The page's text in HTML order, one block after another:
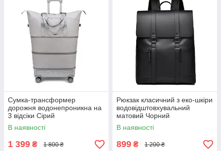
Сумка-трансформер
дорожня водонепроникна на
3 відсіки Сірий
В наявності
1 399 ₴ 1 800 ₴
Рюкзак класичний з еко-шкіри
водовідштовхувальний
матовий Чорний
В наявності
899 ₴ 1 200 ₴